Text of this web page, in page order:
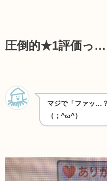
圧倒的★1評価っ
マジで「ファッ…
（；^ω^）